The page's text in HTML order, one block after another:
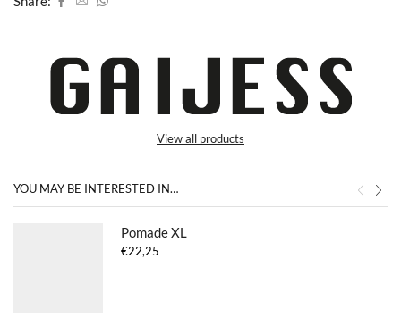
View all products
YOU MAY BE INTERESTED IN…
Pomade XL
€22,25